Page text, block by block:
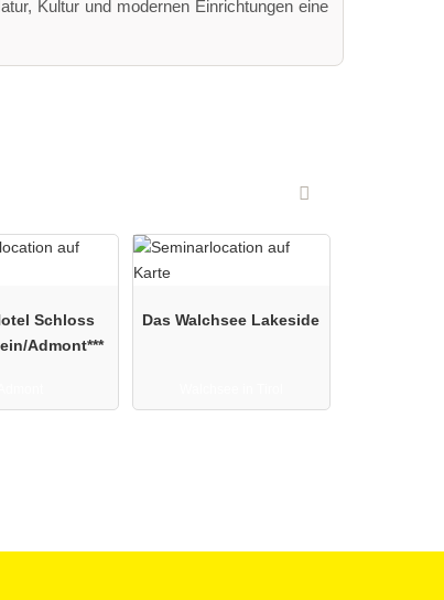
Kultur und modernen Einrichtungen eine
Schloss
Admont***
Das Walchsee Lakeside